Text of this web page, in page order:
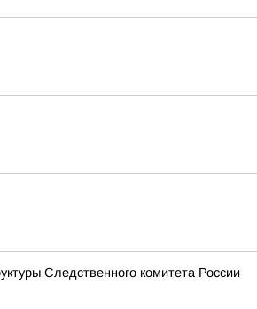
Следственного комитета России